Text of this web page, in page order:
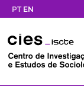
PT EN